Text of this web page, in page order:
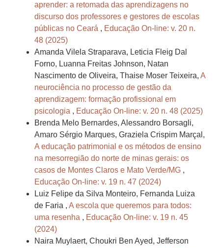
aprender: a retomada das aprendizagens no
discurso dos professores e gestores de escolas
públicas no Ceará , Educação On-line: v. 20 n.
48 (2025)
Amanda Vilela Straparava, Leticia Fleig Dal
Forno, Luanna Freitas Johnson, Natan
Nascimento de Oliveira, Thaise Moser Teixeira, A
neurociência no processo de gestão da
aprendizagem: formação profissional em
psicologia , Educação On-line: v. 20 n. 48 (2025)
Brenda Melo Bernardes, Alessandro Borsagli,
Amaro Sérgio Marques, Graziela Crispim Marçal,
A educação patrimonial e os métodos de ensino
na mesorregião do norte de minas gerais: os
casos de Montes Claros e Mato Verde/MG ,
Educação On-line: v. 19 n. 47 (2024)
Luiz Felipe da Silva Monteiro, Fernanda Luiza
de Faria , A escola que queremos para todos:
uma resenha , Educação On-line: v. 19 n. 45
(2024)
Naira Muylaert, Choukri Ben Ayed, Jefferson